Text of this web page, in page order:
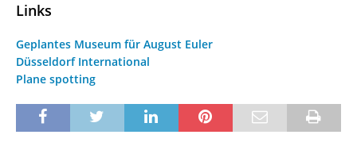
Links
Geplantes Museum für August Euler
Düsseldorf International
Plane spotting